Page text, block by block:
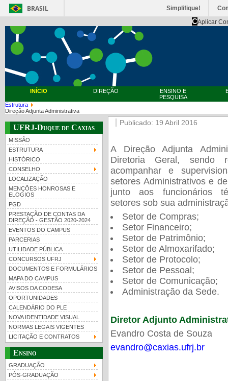
BRASIL Simplifique!
CAplicar
INÍCIO DIREÇÃO
ENSINO E
PESQUISA
Estrutura
Direção Adjunta Administrativa
UFRJ-Duque de Caxias
MISSÃO
ESTRUTURA
HISTÓRICO
CONSELHO
LOCALIZAÇÃO
MENÇÕES HONROSAS E
ELOGIOS
PGD
PRESTAÇÃO DE CONTAS DA
DIREÇÃO - GESTÃO 2020-2024
EVENTOS DO CAMPUS
PARCERIAS
UTILIDADE PÚBLICA
CONCURSOS UFRJ
DOCUMENTOS E FORMULÁRIOS
MAPA DO CAMPUS
AVISOS DA CODESA
OPORTUNIDADES
CALENDÁRIO DO PLE
NOVA IDENTIDADE VISUAL
NORMAS LEGAIS VIGENTES
LICITAÇÃO E CONTRATOS
Ensino
GRADUAÇÃO
PÓS-GRADUAÇÃO
Publicado: 19 Abril 2016
A Direção Adjunta
Diretoria Geral, sendo
acompanhar e
setores Administrativos e
junto aos funcionários
setores sob sua
Setor de Compras;
Setor Financeiro;
Setor de Patrimônio;
Setor de Almoxarifado;
Setor de Protocolo;
Setor de Pessoal;
Setor de Comunicação;
Administração da Sede.
Diretor Adjunto
Evandro Costa de Souza
evandro@caxias.ufrj.br
Guia de boas práticas
UFRJ 100 anos